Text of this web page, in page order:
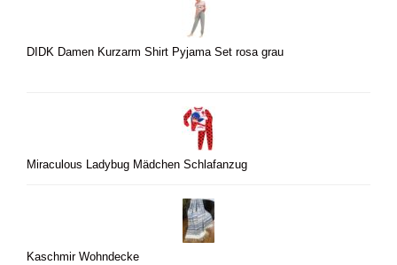
DIDK Damen Kurzarm Shirt Pyjama Set rosa grau
Miraculous Ladybug Mädchen Schlafanzug
Kaschmir Wohndecke